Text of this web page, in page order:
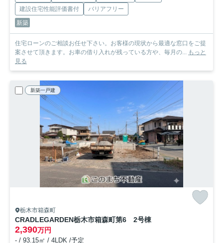
建設住宅性能評価書付
バリアフリー
新築
住宅ローンのご相談お任せ下さい。お客様の現状から最適な窓口をご提
案させて頂きます。お車の借り入れが残っている方や、毎月の...
もっと
見る
新築一戸建
栃木市箱森町
CRADLEGARDEN栃木市箱森町第6 2号棟
2,390万円
- / 93.15㎡ / 4LDK /予定